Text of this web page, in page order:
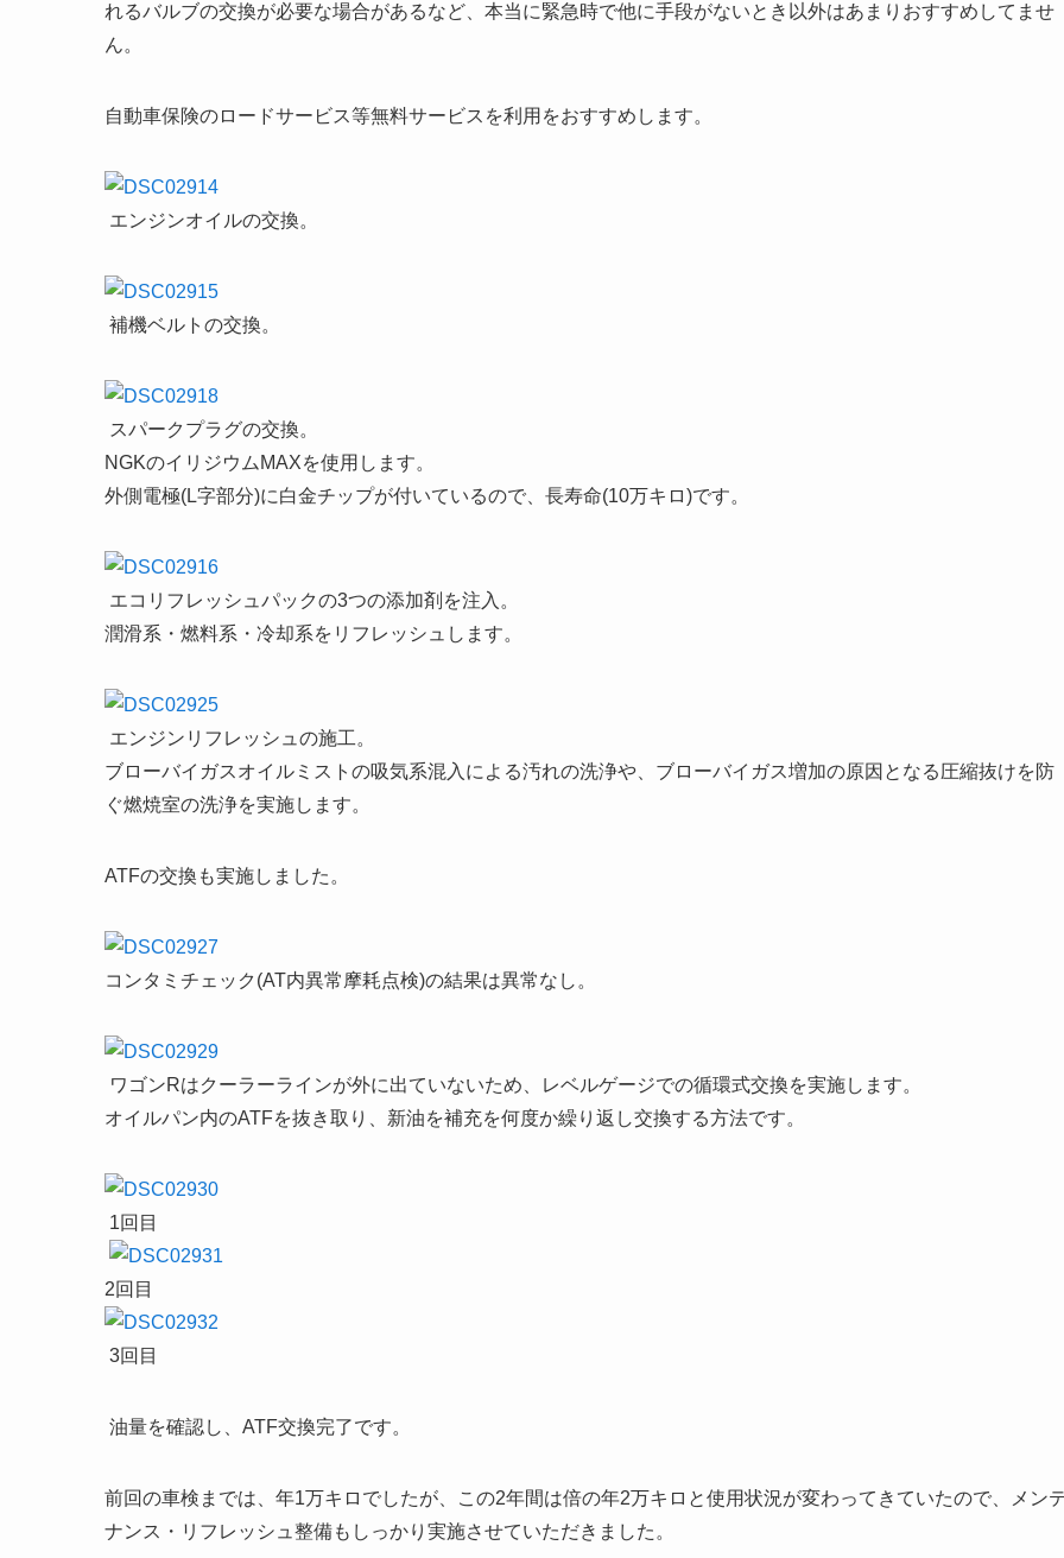
れるバルブの交換が必要な場合があるなど、本当に緊急時で他に手段がないとき以外はあまりおすすめしてませ
ん。
自動車保険のロードサービス等無料サービスを利用をおすすめします。
エンジンオイルの交換。
補機ベルトの交換。
スパークプラグの交換。
NGKのイリジウムMAXを使用します。
外側電極(L字部分)に白金チップが付いているので、長寿命(10万キロ)です。
エコリフレッシュパックの3つの添加剤を注入。
潤滑系・燃料系・冷却系をリフレッシュします。
エンジンリフレッシュの施工。
ブローバイガスオイルミストの吸気系混入による汚れの洗浄や、ブローバイガス増加の原因となる圧縮抜けを防
ぐ燃焼室の洗浄を実施します。
ATFの交換も実施しました。
コンタミチェック(AT内異常摩耗点検)の結果は異常なし。
ワゴンRはクーラーラインが外に出ていないため、レベルゲージでの循環式交換を実施します。
オイルパン内のATFを抜き取り、新油を補充を何度か繰り返し交換する方法です。
1回目
2回目
3回目
油量を確認し、ATF交換完了です。
前回の車検までは、年1万キロでしたが、この2年間は倍の年2万キロと使用状況が変わってきていたので、メン
ナンス・リフレッシュ整備もしっかり実施させていただきました。